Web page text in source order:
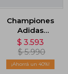
Championes
Adidas
Predator
League
Lengüeta
Plegable -
$ 3.593
$ 5.990
40